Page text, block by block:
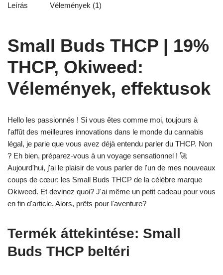
Leírás Vélemények (1)
Small Buds THCP | 19%
THCP, Okiweed:
Vélemények, effektusok
Hello les passionnés ! Si vous êtes comme moi, toujours à
l'affût des meilleures innovations dans le monde du cannabis
légal, je parie que vous avez déjà entendu parler du THCP. Non
? Eh bien, préparez-vous à un voyage sensationnel ! 🚀
Aujourd'hui, j'ai le plaisir de vous parler de l'un de mes nouveaux
coups de cœur: les Small Buds THCP de la célèbre marque
Okiweed. Et devinez quoi? J'ai même un petit cadeau pour vous
en fin d'article. Alors, prêts pour l'aventure?
Termék áttekintése: Small
Buds THCP beltéri